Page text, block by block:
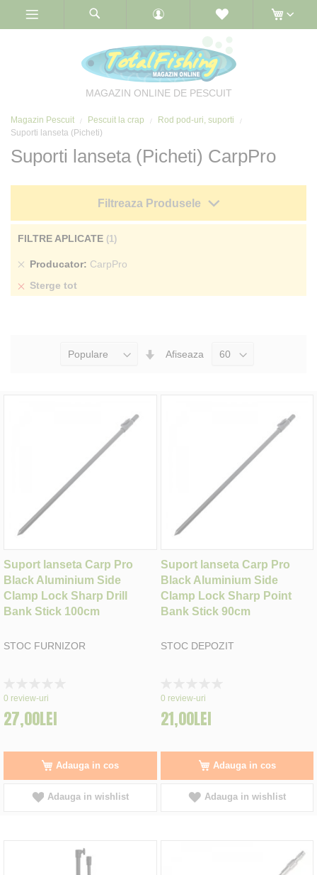
MAGAZIN ONLINE DE PESCUIT
Magazin Pescuit Pescuit la crap
Rod pod-uri, suporti
Suporti lanseta (Picheti)
Suporti lanseta (Picheti) CarpPro
Seteaza
Afiseaza
Suport lanseta Carp Pro
Black Aluminium Side
Clamp Lock Sharp Drill
Bank Stick 100cm
STOC FURNIZOR
0%
0 review-uri
27,00LEI
Adauga in cos
Adauga in wishlist
Suport lanseta Carp Pro
Black Aluminium Side
Clamp Lock Sharp Point
Bank Stick 90cm
STOC DEPOZIT
0%
0 review-uri
21,00LEI
Adauga in cos
Adauga in wishlist
Filtreaza Produsele
FILTRE APLICATE
Producator CarpPro
Sterge
Sterge tot